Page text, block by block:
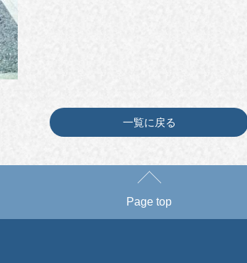
一覧に戻る
Page top